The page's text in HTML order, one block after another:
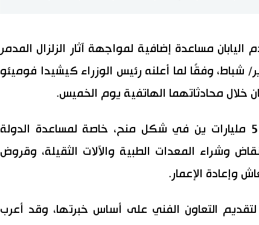
مساعدة إضافية لمواجهة آثار الزلزال المدمر
شباط، وفقًا لما أعلنه رئيس الوزراء كيشيدا فوميئو
خلال محادثاتهما الهاتفية يوم الخميس.
وستشمل المساعدات الإضافية 5 مليارات ين في شكل منح، خاصة لمساعدة الدولة
وشراء المعدات الطبية والآلات الثقيلة، وقروض
لتقديم التعاون الفني على أساس خبرتها، وقد أعرب